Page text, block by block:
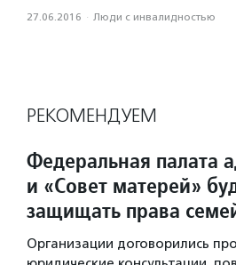
27.06.2016 · Люди с инвалидностью
РЕКОМЕНДУЕМ
Федеральная палата
и «Совет матерей»
защищать права
Организации договорились